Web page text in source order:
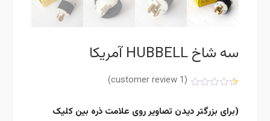
سه شاخ HUBBELL آمریکا
5.00
امتیازدهی
(
1
(برای بزرگتر دیدن تصاویر روی علامت ذره بین کلیک